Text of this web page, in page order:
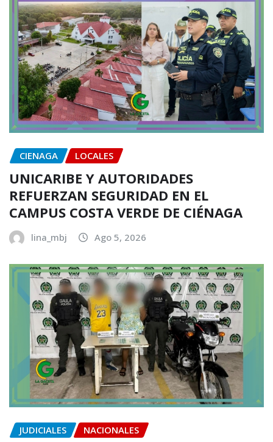
CIENAGA LOCALES
UNICARIBE Y AUTORIDADES
REFUERZAN SEGURIDAD EN EL
CAMPUS COSTA VERDE DE CIÉNAGA
lina_mbj Ago 5, 2026
JUDICIALES NACIONALES